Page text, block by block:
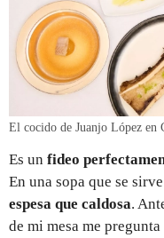
El cocido de Juanjo López en
Es un fideo
En una sopa que se
espesa que caldosa.
de mi mesa me